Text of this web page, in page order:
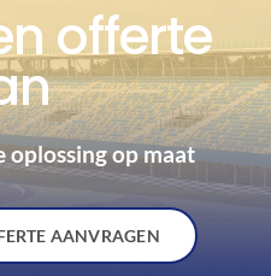
offerte
oplossing op maat
AANVRAGEN